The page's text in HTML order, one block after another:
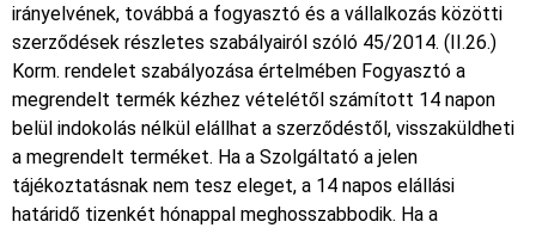
irányelvének, továbbá a fogyasztó és a vállalkozás közötti
szerződések részletes szabályairól szóló 45/2014. (II.26.)
Korm. rendelet szabályozása értelmében Fogyasztó a
megrendelt termék kézhez vételétől számított 14 napon
belül indokolás nélkül elállhat a szerződéstől, visszaküldheti
a megrendelt terméket. Ha a Szolgáltató a jelen
tájékoztatásnak nem tesz eleget, a 14 napos elállási
határidő tizenkét hónappal meghosszabbodik. Ha a